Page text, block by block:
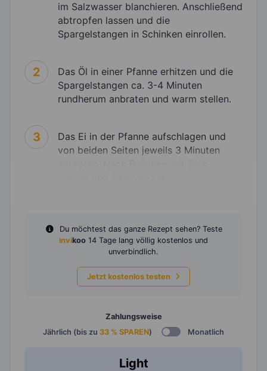
im Salzwasser blanchieren. Anschließend
abtropfen lassen und die
Spargelstangen in Schinken einrollen.
2
Das Öl in einer Pfanne erhitzen und die
Spargelstangen ca. 3-4 Minuten
rundherum anbraten und warm stellen.
3
Das Ei in der Pfanne aufschlagen und
von beiden Seiten jeweils 3 Minuten
Du möchtest das ganze Rezept sehen? Teste
invikoo 14 Tage lang völlig kostenlos und
unverbindlich.
Jetzt kostenlos testen
Zahlungsweise
Jährlich (bis zu 33 % SPAREN) Monatlich
Light